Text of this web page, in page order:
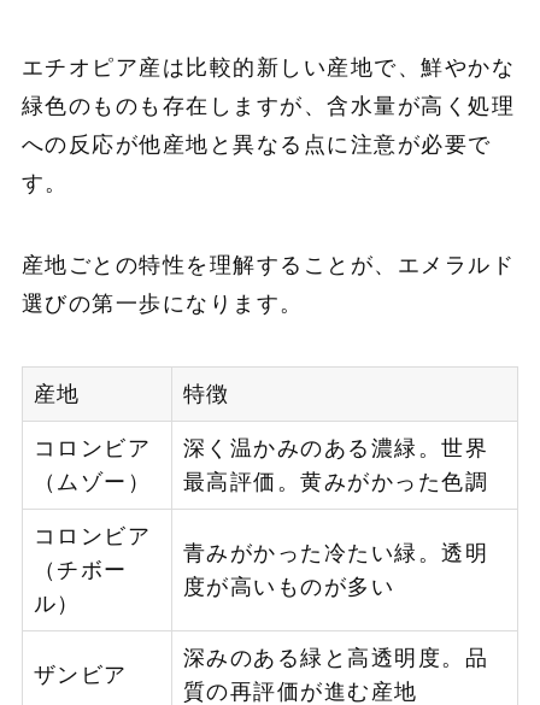
エチオピア産は比較的新しい産地で、鮮やかな
緑色のものも存在しますが、含水量が高く処理
への反応が他産地と異なる点に注意が必要で
す。
産地ごとの特性を理解することが、エメラルド
選びの第一歩になります。
産地 特徴
コロンビア
（ムゾー）
深く温かみのある濃緑。世界
最高評価。黄みがかった色調
コロンビア
（チボー
ル）
青みがかった冷たい緑。透明
度が高いものが多い
ザンビア
深みのある緑と高透明度。品
質の再評価が進む産地